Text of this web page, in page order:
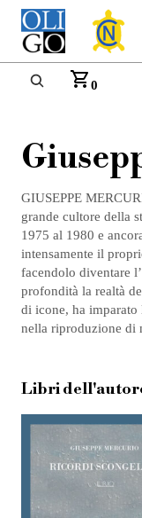
0
GIUSEPPE
grande cultore della
1975 al 1980 e
intensamente il
facendolo diventare
profondità la realtà
di icone, ha imparato
nella riproduzione di
Libri